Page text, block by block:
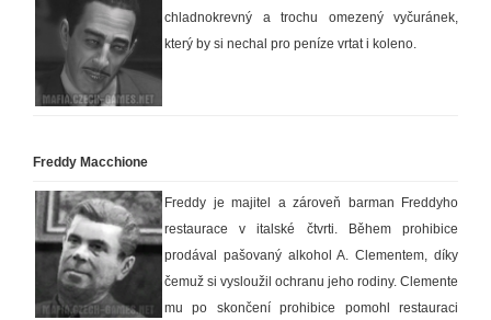
chladnokrevný a trochu omezený vyčuránek,
který by si nechal pro peníze vrtat i koleno.
Freddy Macchione
Freddy je majitel a zároveň barman Freddyho
restaurace v italské čtvrti. Během prohibice
prodával pašovaný alkohol A. Clementem, díky
čemuž si vysloužil ochranu jeho rodiny. Clemente
mu po skončení prohibice pomohl restauraci